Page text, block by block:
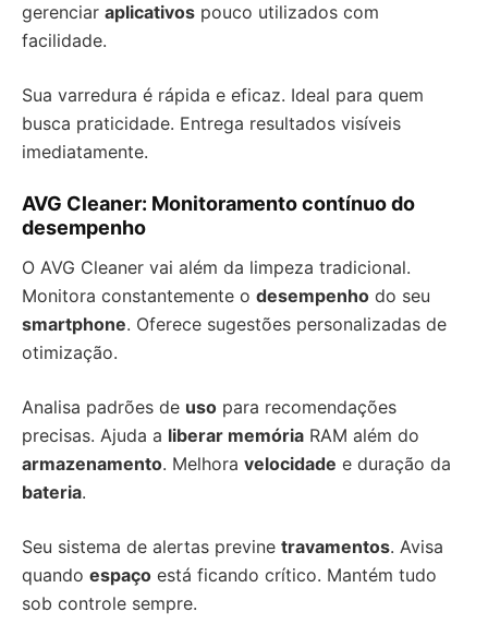
gerenciar aplicativos pouco utilizados com
facilidade.
Sua varredura é rápida e eficaz. Ideal para quem
busca praticidade. Entrega resultados visíveis
imediatamente.
AVG Cleaner: Monitoramento contínuo do
desempenho
O AVG Cleaner vai além da limpeza tradicional.
Monitora constantemente o desempenho do seu
smartphone. Oferece sugestões personalizadas de
otimização.
Analisa padrões de uso para recomendações
precisas. Ajuda a liberar memória RAM além do
armazenamento. Melhora velocidade e duração da
bateria.
Seu sistema de alertas previne travamentos. Avisa
quando espaço está ficando crítico. Mantém tudo
sob controle sempre.